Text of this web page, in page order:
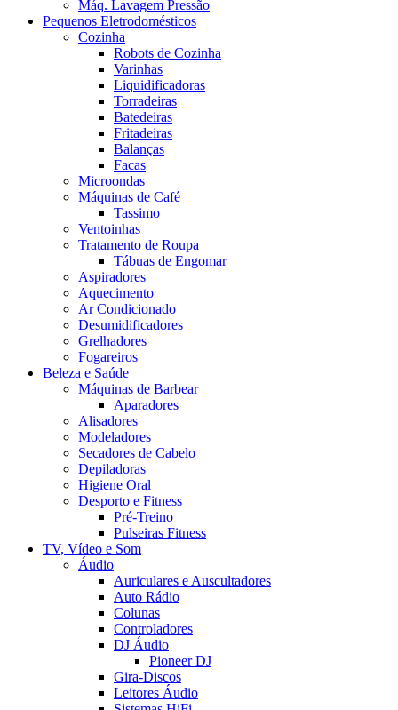
Máq. Lavagem Pressão
Pequenos Eletrodomésticos
Cozinha
Robots de Cozinha
Varinhas
Liquidificadoras
Torradeiras
Batedeiras
Fritadeiras
Balanças
Facas
Microondas
Máquinas de Café
Tassimo
Ventoinhas
Tratamento de Roupa
Tábuas de Engomar
Aspiradores
Aquecimento
Ar Condicionado
Desumidificadores
Grelhadores
Fogareiros
Beleza e Saúde
Máquinas de Barbear
Aparadores
Alisadores
Modeladores
Secadores de Cabelo
Depiladoras
Higiene Oral
Desporto e Fitness
Pré-Treino
Pulseiras Fitness
TV, Vídeo e Som
Áudio
Auriculares e Auscultadores
Auto Rádio
Colunas
Controladores
DJ Áudio
Pioneer DJ
Gira-Discos
Leitores Áudio